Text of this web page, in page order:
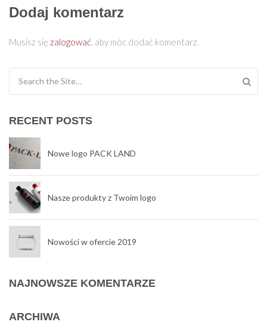
Dodaj komentarz
Musisz się zalogować, aby móc dodać komentarz.
RECENT POSTS
Nowe logo PACK LAND
Nasze produkty z Twoim logo
Nowości w ofercie 2019
NAJNOWSZE KOMENTARZE
ARCHIWA